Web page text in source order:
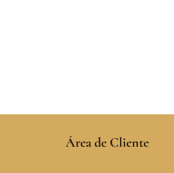
Área de Cliente